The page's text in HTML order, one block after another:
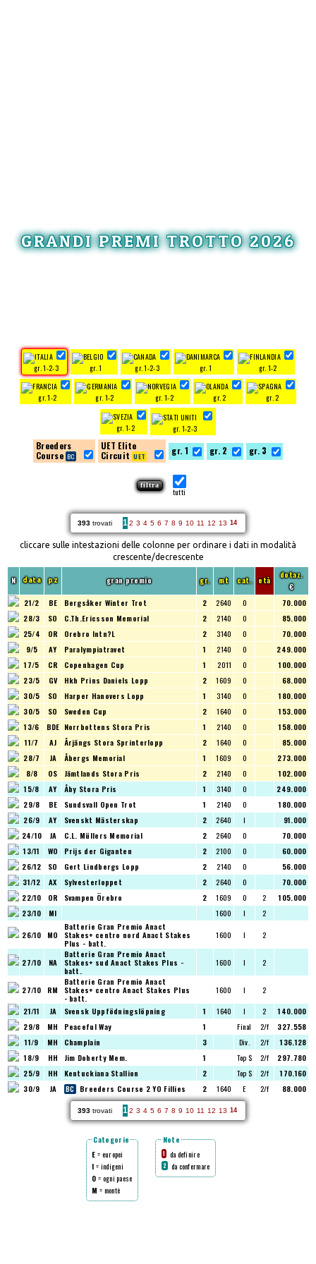
GRANDI PREMI TROTTO 2026
gr. 1-2-3 gr. 1 gr. 1-2-3 gr. 1 gr. 1-2
gr. 1-2 gr. 1-2 gr. 1-2 gr. 2 gr. 2
gr. 1-2 gr. 1-2-3
Breeders
Course
UET Elite
Circuit
gr. 1 gr. 2 gr. 3
tutti
393 trovati 12 3 4 5 6 7 8 9 10 11 12 13 14
cliccare sulle intestazioni delle colonne per ordinare i dati in modalità
crescente/decrescente
N data pz gran premio gr. mt cat. età
dotaz.
€
21/2 BE Bergsåker Winter Trot 2 2640 O
70.000
28/3
SO C.Th.Ericsson Memorial 2 2140 O
85.000
25/4
OR Orebro Intn?L 2 3140 O
70.000
9/5
AY Paralympiatravet 1 2140 O
249.000
17/5
CR Copenhagen Cup 1 2011 O
100.000
23/5
GV Hkh Prins Daniels Lopp 2 1609 O
68.000
30/5
SO Harper Hanovers Lopp 1 3140 O
180.000
30/5
SO Sweden Cup 2 1640 O
153.000
13/6
BDE Norrbottens Stora Pris 1 2140 O
158.000
11/7
AJ Årjängs Stora Sprinterlopp 2 1640 O
85.000
28/7
JA Åbergs Memorial 1 1609 O
273.000
8/8
OS Jämtlands Stora Pris 2 2140 O
102.000
15/8
AY Åby Stora Pris 1 3140 O
249.000
29/8
BE Sundsvall Open Trot 1 2140 O
180.000
26/9
AY Svenskt Mästerskap 2 2640 I
91.000
24/10
JA C.L. Müllers Memorial 2 2640 O
70.000
13/11
WO Prijs der Giganten 2 2100 O
60.000
26/12
SO Gert Lindbergs Lopp 2 2140 O
56.000
31/12
AX Sylvesterloppet 2 2640 O
70.000
22/10
OR Svampen Örebro 2 1609 O 2
105.000
23/10
MI 1600 I
2
26/10
MO
Batterie Gran Premio Anact
Stakes+ centro nord Anact Stakes
Plus - batt.
1600 I 2
27/10 NA
Batterie Gran Premio Anact
Stakes+ sudAnact Stakes Plus -
batt.
1600 I 2
27/10 RM
Batterie Gran Premio Anact
Stakes+ centroAnact Stakes Plus
- batt.
1600 I
2
21/11
JA Svensk Uppfödningslöpning 1 1640 I 2
140.000
29/8
MH Peaceful Way 1 Final 2/f
327.558
11/9
MH Champlain 3 Div. 2/f
136.128
18/9
HH Jim Doherty Mem. 1 Top $ 2/f
297.780
25/9
HH Kentuckiana Stallion 2 Top $ 2/f
170.160
30/9
JA Breeders Course 2 YO Fillies 2 1640 E 2/f 88.000
393 trovati 12 3 4 5 6 7 8 9 10 11 12 13 14
Categorie
E = europei
I = indigeni
O = ogni paese
M = montè
Note
1 da definire
2 da confermare